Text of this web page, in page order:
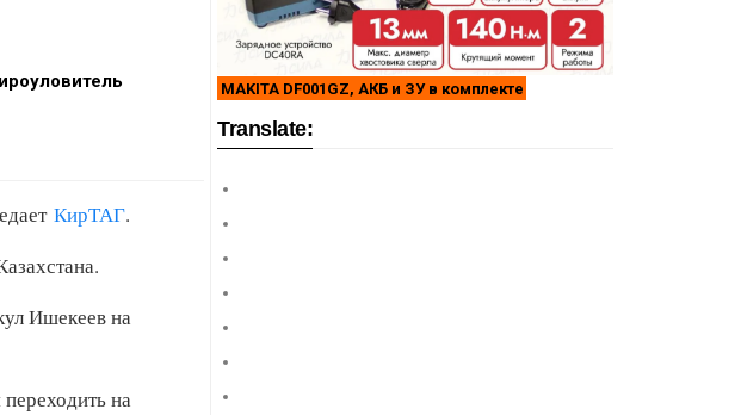
КирТАГ.
Ишекеев на
на
MAKITA DF001GZ, АКБ и ЗУ в комплекте
Translate: